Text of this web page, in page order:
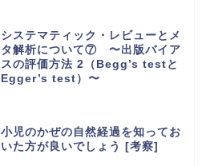
システマティック・レビューとメ
タ解析について⑦ 〜出版バイア
スの評価方法 2（Begg’s testと
Egger’s test）〜
小児のかぜの自然経過を知ってお
いた方が良いでしょう [考察]